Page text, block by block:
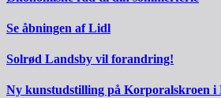
Se åbningen af Lidl
Solrød Landsby vil forandring!
Ny kunstudstilling på Korporalskroen i